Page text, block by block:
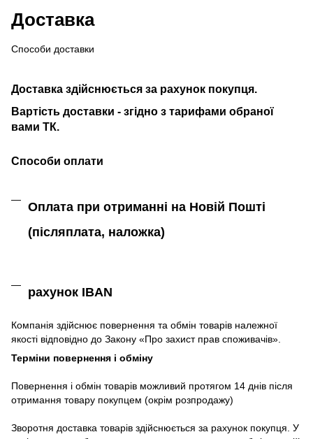
Доставка
Способи доставки
Доставка здійснюється за рахунок покупця.
Вартість доставки - згідно з тарифами обраної
вами ТК.
Способи оплати
Оплата при отриманні на Новій Пошті
(післяплата, наложка)
рахунок IBAN
Компанія здійснює повернення та обмін товарів належної
якості відповідно до Закону «Про захист прав споживачів»
Терміни повернення і обміну
Повернення і обмін товарів можливий протягом 14 днів після
отримання товару покупцем (окрім розпродажу)
Зворотня доставка товарів здійснюється за рахунок покупця У